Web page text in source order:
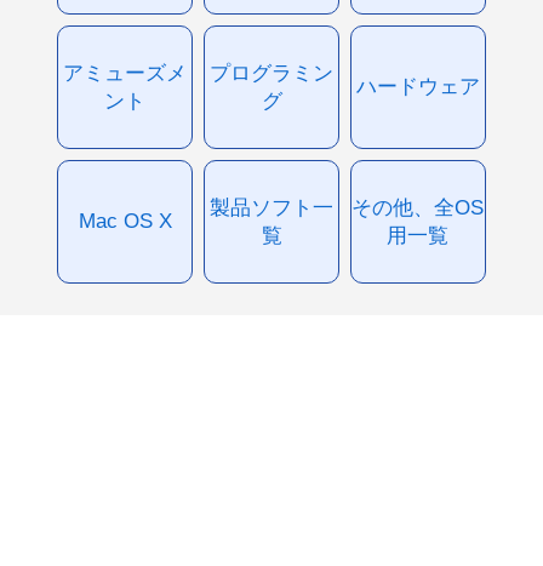
アミューズメ
ント
プログラミン
グ
ハードウェア
Mac OS X
製品ソフト一
覧
その他、全OS
用一覧